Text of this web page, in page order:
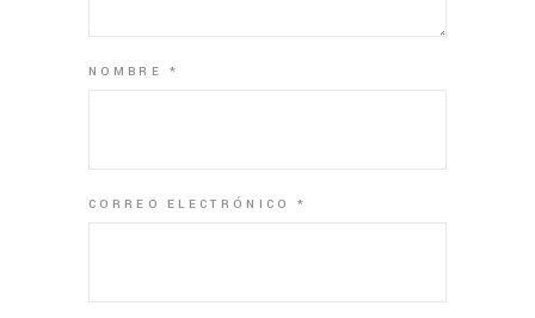
NOMBRE*
CORREO ELECTRÓNICO *